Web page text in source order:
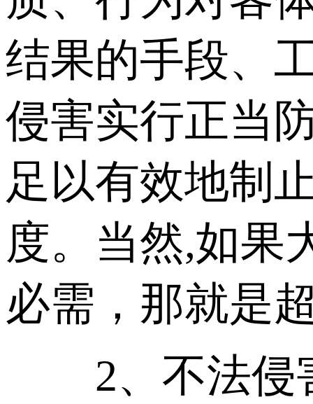
结果的手段、
侵害实行正当
足以有效地制
度。当然,如果
必需，那就是
2、不法侵害